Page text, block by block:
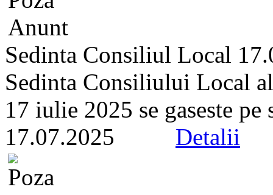
Sedinta Consiliul Local
Sedinta Consiliului Local
17 iulie 2025 se gaseste
17.07.2025 Detalii